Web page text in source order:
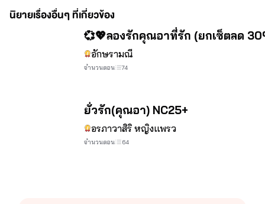
แล้วตอนนี้ไรท์กำลังมีโปรเจ็คนิยายชุด
"ซีรี่ย์มนต์รักเสื้อช็อป"
ฝากทุกคนติดตามด้วยนะคะ
นิยายตอนใหม่ไรท์จะแจ้งเตือนไว้ที่เพจ// <![CDATA[
(function(d, s, id) {
นิยายเรื่องอื่นๆ ที่เกี่ยวข้อง
💞💖ลองรักคุณอาที่รัก (ยกเซ็ตลด
อักษรามณี
จำนวนตอน 74
ยั่วรัก(คุณอา) NC25+
อรภาวาสิริ หญิงแพรว
จำนวนตอน 64